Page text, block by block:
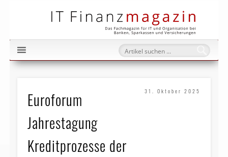
31. Oktober 2025
Euroforum
Jahrestagung
Kreditprozesse der